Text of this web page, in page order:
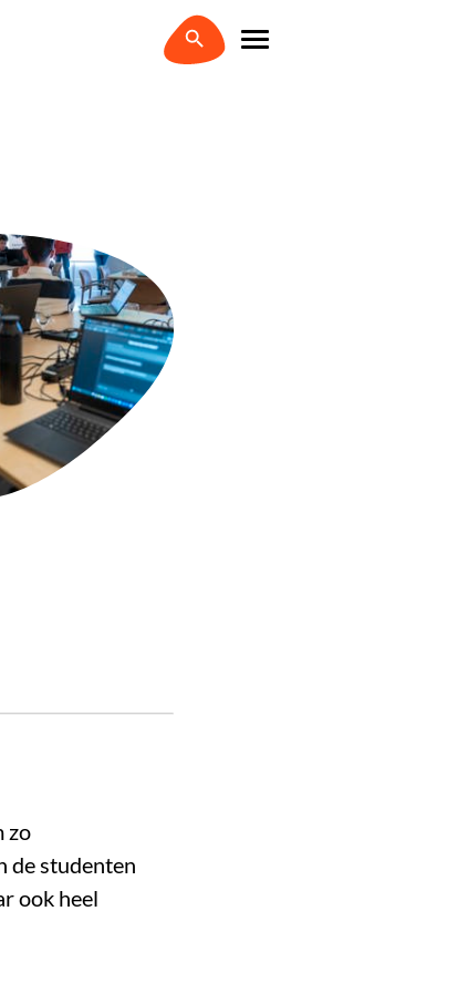
zo
de studenten
ook heel